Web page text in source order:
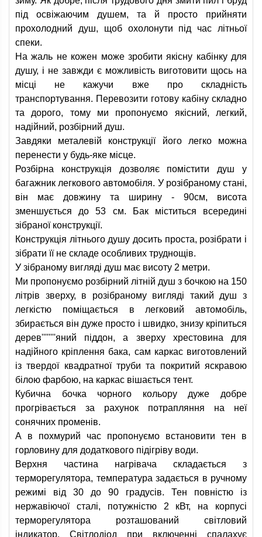
під освіжаючим душем, та й просто прийняти
прохолодний душ, щоб охолонути під час літньої
спеки.
На жаль не кожен може зробити якісну кабінку для
душу, і не завжди є можливість виготовити щось на
місці не кажучи вже про складність
транспортування. Перевозити готову кабіну складно
та дорого, тому ми пропонуємо якісний, легкий,
надійний, розбірний душ.
Завдяки металевій конструкції його легко можна
перенести у будь-яке місце.
Розбірна конструкція дозволяє помістити душ у
багажник легкового автомобіля. У розібраному стані,
він має довжину та ширину - 90см, висота
зменшується до 53 см. Бак міститься всередині
зібраної конструкції.
Конструкція літнього душу досить проста, розібрати і
зібрати її не складе особливих труднощів.
У зібраному вигляді душ має висоту 2 метри.
Ми пропонуємо розбірний літній душ з бочкою на 150
літрів зверху, в розібраному вигляді такий душ з
легкістю поміщається в легковий автомобіль,
збирається він дуже просто і швидко, знизу кріпиться
дерев''''''''яний піддон, а зверху хрестовина для
надійного кріплення бака, сам каркас виготовлений
із твердої квадратної труби та покритий яскравою
білою фарбою, на каркас вішається тент.
Кубична бочка чорного кольору дуже добре
прогрівається за рахунок потрапляння на неї
сонячних променів.
А в похмурий час пропонуємо встановити тен в
горловину для додаткового підігріву води.
Верхня частина нагрівача складається з
терморегулятора, температура задається в ручному
режимі від 30 до 90 градусів. Тен повністю із
нержавіючої сталі, потужністю 2 кВт, на корпусі
терморегулятора розташований світловий
індикатор. Світлодіод при включенні спалахує